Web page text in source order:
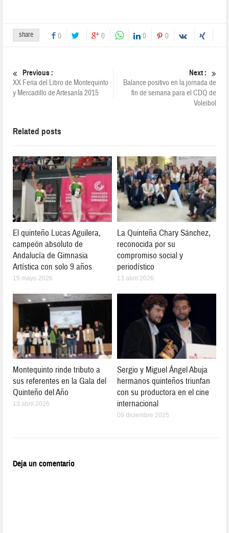
share 0 0 0 0
Previous :
XX Feria del Libro de Montequinto
y Mercadillo de Artesanía 2015
Next :
Balance positivo en la jornada de
fin de semana para el CDQ de
Voleibol
Related posts
El quinteño Lucas Aguilera,
campeón absoluto de
Andalucía de Gimnasia
Artística con solo 9 años
15 mayo 2026
La Quinteña Chary Sánchez,
reconocida por su
compromiso social y
periodístico
13 abril 2026
Montequinto rinde tributo a
sus referentes en la Gala del
Quinteño del Año
13 abril 2026
Sergio y Miguel Ángel Abuja
hermanos quinteños triunfan
con su productora en el cine
internacional
09 diciembre 2025
Deja un comentario